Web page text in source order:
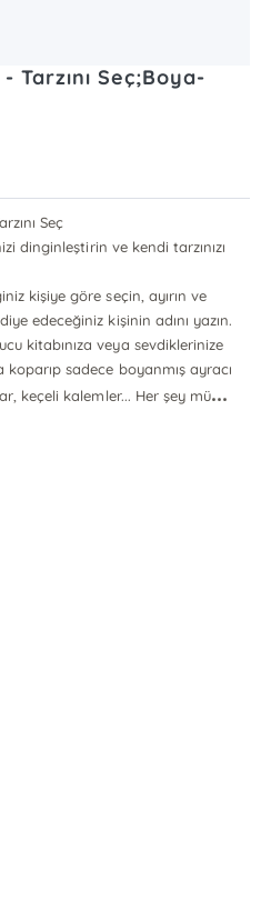
Tarzını Seç;Boya-
Seç
dinginleştirin ve kendi tarzınızı
kişiye göre seçin, ayırın ve
edeceğiniz kişinin adını yazın.
kitabınıza veya sevdiklerinize
sadece boyanmış ayracı
keçeli kalemler... Her şey mü...